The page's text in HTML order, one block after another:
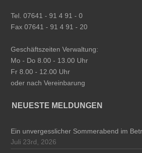
Tel. 07641 - 91 4 91 - 0
Fax 07641 - 91 4 91 - 20
Geschäftszeiten Verwaltung:
Mo - Do 8.00 - 13.00 Uhr
Fr 8.00 - 12.00 Uhr
oder nach Vereinbarung
NEUESTE MELDUNGEN
Ein unvergesslicher Sommerabend im
Juli 23rd, 2026